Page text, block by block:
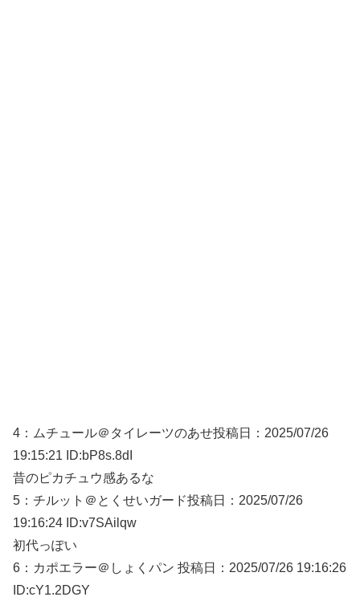
4： ムチュール＠タイレーツのあせ投稿日：2025/07/26
19:15:21 ID:bP8s.8dI
昔のピカチュウ感あるな
5： チルット＠とくせいガード投稿日：2025/07/26
19:16:24 ID:v7SAilqw
初代っぽい
6： カポエラー＠しょくパン 投稿日：2025/07/26 19:16:26
ID:cY1.2DGY